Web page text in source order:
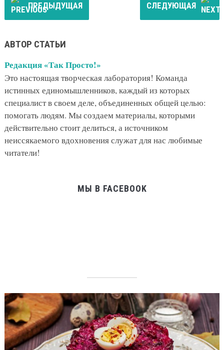
ПРЕДЫДУЩАЯ СЛЕДУЮЩАЯ
АВТОР СТАТЬИ
Редакция «Так Просто!»
Это настоящая творческая лаборатория! Команда
истинных единомышленников, каждый из которых
специалист в своем деле, объединенных общей целью:
помогать людям. Мы создаем материалы, которыми
действительно стоит делиться, а источником
неиссякаемого вдохновения служат для нас любимые
читатели!
МЫ В FACEBOOK